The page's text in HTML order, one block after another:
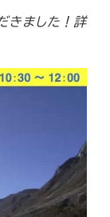
きました！詳